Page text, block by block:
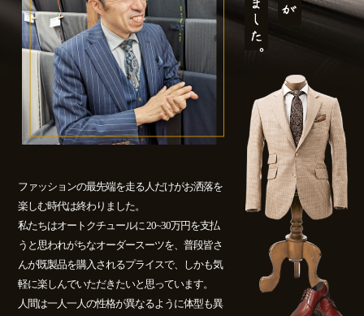
ファッションの最先端を走る人だけがお洒落を
楽しむ時代は終わりました。
私たちはオートクチュールに 20~30万円を支払
うと思われがちなオーダースーツを、普段皆さ
んが既製品を購入されるプライスで、しかも気
軽に楽しんでいただきたいと思っています。
人間は一人一人の性格が異なるように体型も異